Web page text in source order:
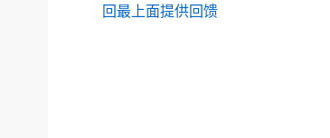
回最上面提供回馈